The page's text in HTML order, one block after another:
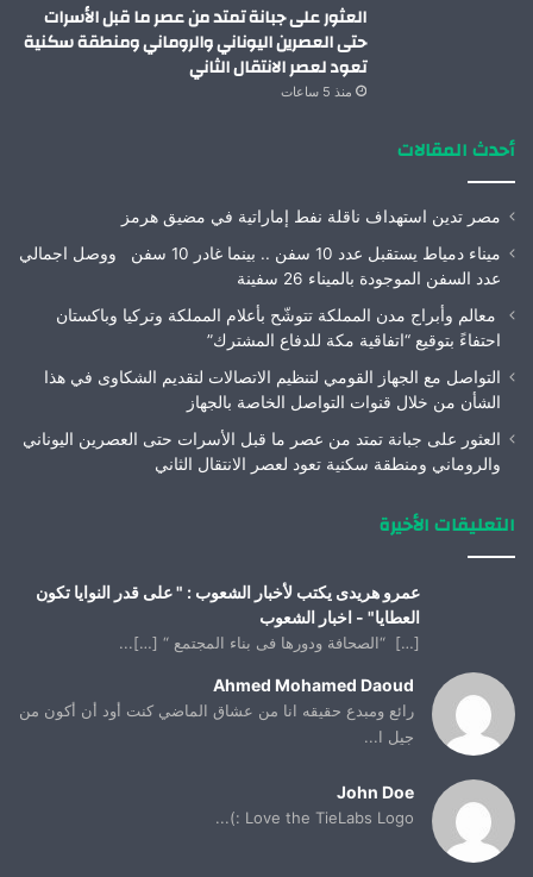
العثور على جبانة تمتد من عصر ما قبل الأسرات
حتى العصرين اليوناني والروماني ومنطقة سكنية
تعود لعصر الانتقال الثاني
منذ 5 ساعات
أحدث المقالات
مصر تدين استهداف ناقلة نفط إماراتية في مضيق هرمز
ميناء دمياط يستقبل عدد 10 سفن .. بينما غادر 10 سفن ووصل اجمالي
عدد السفن الموجودة بالميناء 26 سفينة
معالم وأبراج مدن المملكة تتوشّح بأعلام المملكة وتركيا وباكستان
احتفاءً بتوقيع “اتفاقية مكة للدفاع المشترك”
التواصل مع الجهاز القومي لتنظيم الاتصالات لتقديم الشكاوى في هذا
الشأن من خلال قنوات التواصل الخاصة بالجهاز
العثور على جبانة تمتد من عصر ما قبل الأسرات حتى العصرين اليوناني
والروماني ومنطقة سكنية تعود لعصر الانتقال الثاني
التعليقات الأخيرة
عمرو هريدى يكتب لأخبار الشعوب : " على قدر النوايا تكون
العطايا" - اخبار الشعوب
[…] “الصحافة ودورها فى بناء المجتمع “ […]...
Ahmed Mohamed Daoud
رائع ومبدع حقيقه انا من عشاق الماضي كنت أود أن أكون من
جيل ا...
John Doe
Love the TieLabs Logo :)...